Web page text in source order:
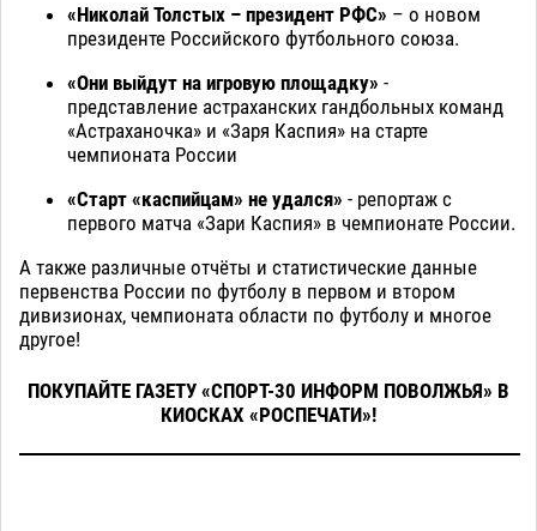
«Николай Толстых – президент РФС» – о новом
президенте Российского футбольного союза.
«Они выйдут на игровую площадку» -
представление астраханских гандбольных команд
«Астраханочка» и «Заря Каспия» на старте
чемпионата России
«Старт «каспийцам» не удался» - репортаж с
первого матча «Зари Каспия» в чемпионате России.
А также различные отчёты и статистические данные
первенства России по футболу в первом и втором
дивизионах, чемпионата области по футболу и многое
другое!
ПОКУПАЙТЕ ГАЗЕТУ «СПОРТ-30 ИНФОРМ ПОВОЛЖЬЯ» В
КИОСКАХ «РОСПЕЧАТИ»!